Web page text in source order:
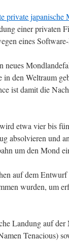
private japanische
einer privaten
eines
neues
den Weltraum
ist damit die
etwa vier bis
absolvieren und
um den Mond
auf dem
wurden, um
Landung auf
Tenacious)